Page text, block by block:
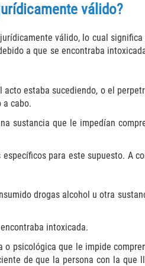
válido?
válido, lo cual
a que se encontraba
estaba sucediendo, o el
a cabo.
sustancia que le impedían
para este supuesto. A
drogas alcohol u otra
intoxicada.
psicológica que le impide
de que la persona con la que